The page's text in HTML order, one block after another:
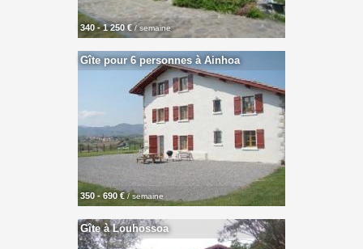
340 - 1 250 €/ semaine
Gîte pour 6 personnes à Ainhoa
350 - 690 €/ semaine
Gîte à Louhossoa